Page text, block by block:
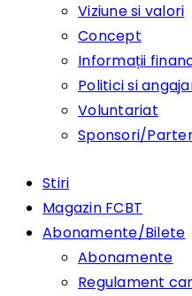
Viziune si valori
Concept
Informații
Politici si
Voluntariat
Sponsori/
Stiri
Magazin FCBT
Abonamente/Bilete
Abonamente
Regulament